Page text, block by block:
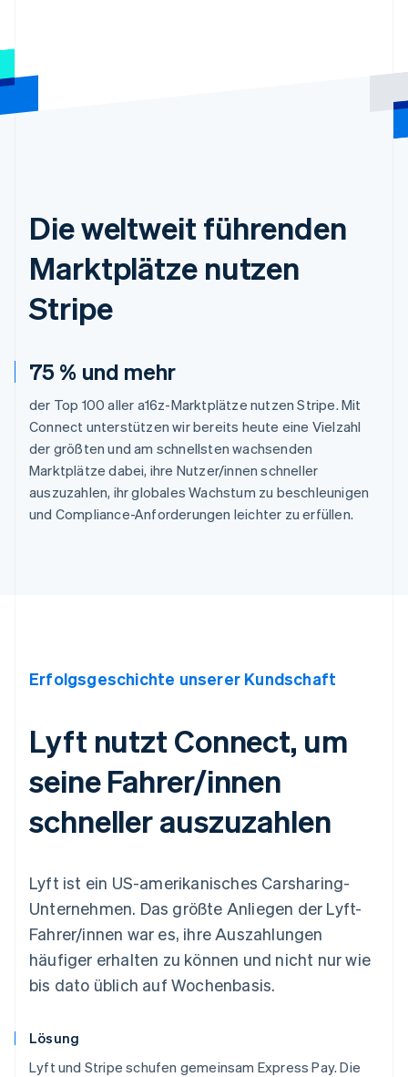
Die weltweit führenden
Marktplätze nutzen
Stripe
75 % und mehr
der Top 100 aller a16z-Marktplätze nutzen Stripe. Mit
Connect unterstützen wir bereits heute eine Vielzahl
der größten und am schnellsten wachsenden
Marktplätze dabei, ihre Nutzer/innen schneller
auszuzahlen, ihr globales Wachstum zu beschleunigen
und Compliance-Anforderungen leichter zu erfüllen.
Erfolgsgeschichte unserer Kundschaft
Lyft nutzt Connect, um
seine Fahrer/innen
schneller auszuzahlen
Lyft ist ein US-amerikanisches Carsharing-
Unternehmen. Das größte Anliegen der Lyft-
Fahrer/innen war es, ihre Auszahlungen
häufiger erhalten zu können und nicht nur wie
bis dato üblich auf Wochenbasis.
Lösung
Lyft und Stripe schufen gemeinsam Express Pay. Die